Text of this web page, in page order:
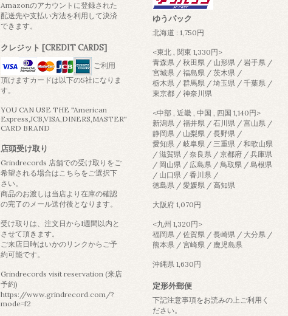
Amazonのアカウントに登録された
配送先や支払い方法を利用して決済
できます。
クレジット [CREDIT CARDS]
ご利用
頂けますカードは以下の5社になりま
す。
YOU CAN USE THE "American
Express,JCB,VISA,DINERS,MASTER"
CARD BRAND
店頭受け取り
Grindrecords 店舗での受け取りをご
希望される場合はこちらをご選択下
さい。
商品のお渡しは当店より在庫の確認
の完了のメール送付後となります。
受け取りは、注文日から1週間以内と
させて頂きます。
ご来店日時はいかのリンクからご予
約可能です。
Grindrecords visit reservation (来店
予約)
https://www.grindrecord.com/?
mode=f2
ゆうパック
北海道 : 1,750円
<東北 , 関東 1,330円>
青森県 / 秋田県 / 山形県 / 岩手県 /
宮城県 / 福島県 / 茨木県 /
栃木県 / 群馬県 / 埼玉県 / 千葉県 /
東京都 / 神奈川県
<中部 , 近畿 , 中国 , 四国 1,140円>
新潟県 / 福井県 / 石川県 / 富山県 /
静岡県 / 山梨県 / 長野県 /
愛知県 / 岐阜県 / 三重県 / 和歌山県
/ 滋賀県 / 奈良県 / 京都府 / 兵庫県
/ 岡山県 / 広島県 / 鳥取県 / 島根県
/ 山口県 / 香川県 /
徳島県 / 愛媛県 / 高知県
大阪府 1,070円
<九州 1,320円>
福岡県 / 佐賀県 / 長崎県 / 大分県 /
熊本県 / 宮崎県 / 鹿児島県
沖縄県 1,630円
定形外郵便
下記注意事項をお読みの上ご利用く
ださい。